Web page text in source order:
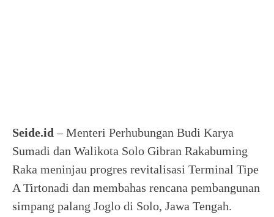
Seide.id – Menteri Perhubungan Budi Karya
Sumadi dan Walikota Solo Gibran Rakabuming
Raka meninjau progres revitalisasi Terminal Tipe
A Tirtonadi dan membahas rencana pembangunan
simpang palang Joglo di Solo, Jawa Tengah.